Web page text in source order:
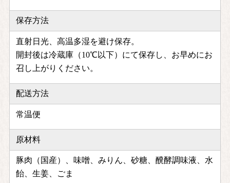
保存方法
直射日光、高温多湿を避け保存。
開封後は冷蔵庫（10℃以下）にて保存し、お早めにお
召し上がりください。
配送方法
常温便
原材料
豚肉（国産）、味噌、みりん、砂糖、醗酵調味液、水
飴、生姜、ごま